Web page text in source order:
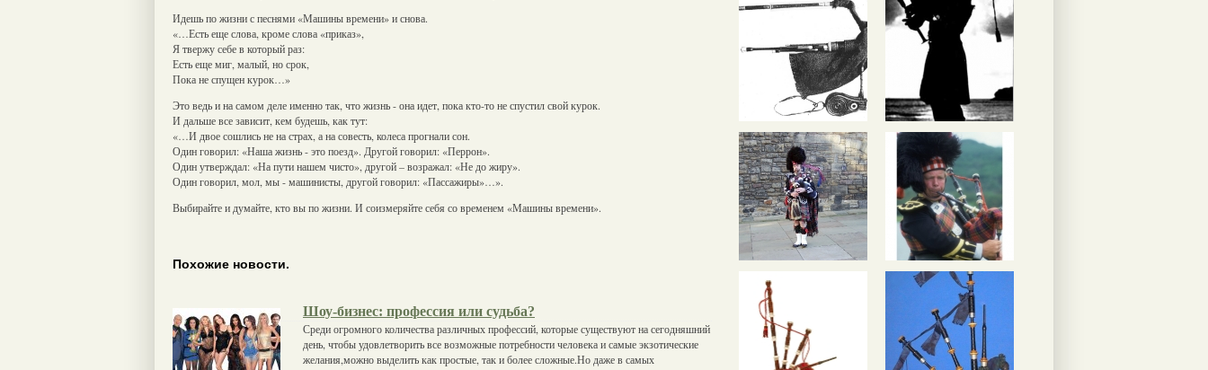
Идешь по жизни с песнями «Машины времени» и снова.
«…Есть еще слова, кроме слова «приказ»,
Я твержу себе в который раз:
Есть еще миг, малый, но срок,
Пока не спущен курок…»
Это ведь и на самом деле именно так, что жизнь - она идет, пока кто-то не спустил свой курок.
И дальше все зависит, кем будешь, как тут:
«…И двое сошлись не на страх, а на совесть, колеса прогнали сон.
Один говорил: «Наша жизнь - это поезд». Другой говорил: «Перрон».
Один утверждал: «На пути нашем чисто», другой – возражал: «Не до жиру».
Один говорил, мол, мы - машинисты, другой говорил: «Пассажиры»…».
Выбирайте и думайте, кто вы по жизни. И соизмеряйте себя со временем «Машины времени».
Похожие новости.
Шоу-бизнес: профессия или судьба?
Среди огромного количества различных профессий, которые существуют на сегодняшний
день, чтобы удовлетворить все возможные потребности человека и самые экзотические
желания,можно выделить как простые, так и более сложные.Но даже в самых